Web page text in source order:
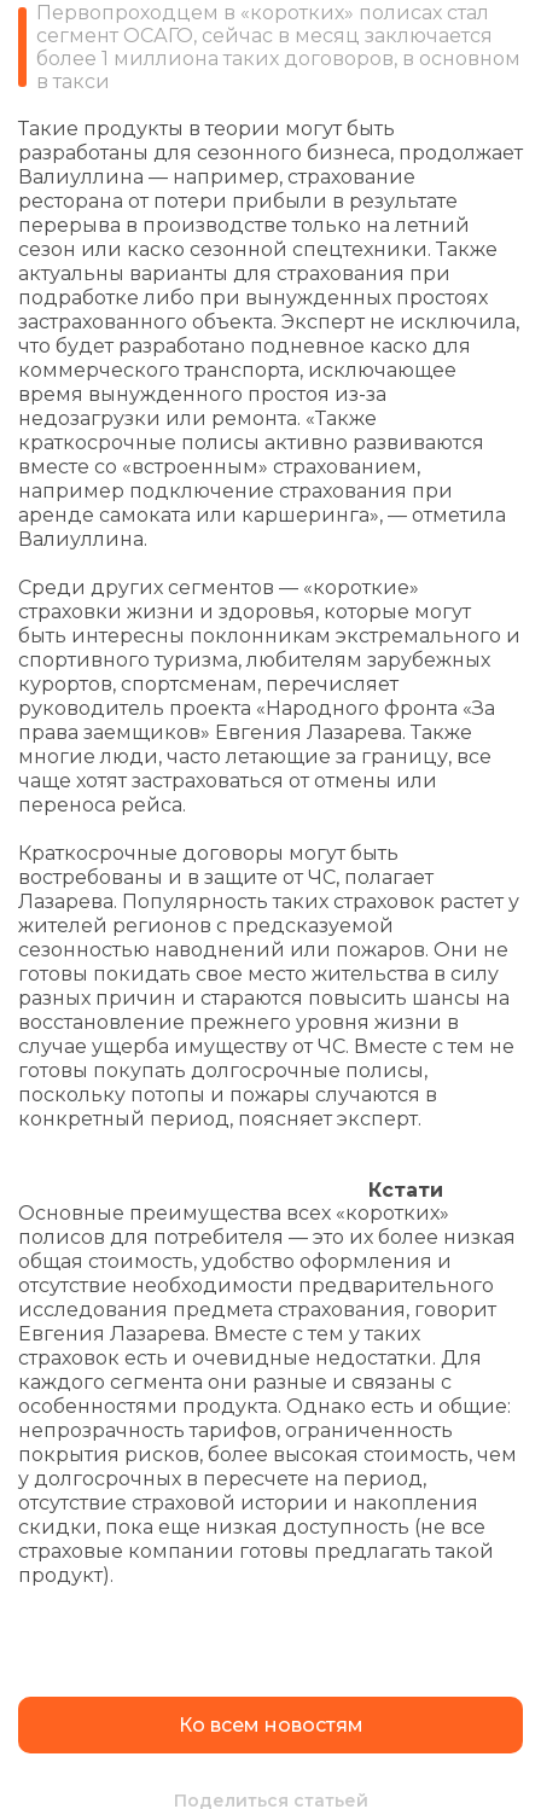
Первопроходцем в «коротких» полисах стал
сегмент ОСАГО, сейчас в месяц заключается
более 1 миллиона таких договоров, в основном
в такси
Такие продукты в теории могут быть
разработаны для сезонного бизнеса, продолжает
Валиуллина — например, страхование
ресторана от потери прибыли в результате
перерыва в производстве только на летний
сезон или каско сезонной спецтехники. Также
актуальны варианты для страхования при
подработке либо при вынужденных простоях
застрахованного объекта. Эксперт не исключила,
что будет разработано подневное каско для
коммерческого транспорта, исключающее
время вынужденного простоя из-за
недозагрузки или ремонта. «Также
краткосрочные полисы активно развиваются
вместе со «встроенным» страхованием,
например подключение страхования при
аренде самоката или каршеринга», — отметила
Валиуллина.
Среди других сегментов — «короткие»
страховки жизни и здоровья, которые могут
быть интересны поклонникам экстремального и
спортивного туризма, любителям зарубежных
курортов, спортсменам, перечисляет
руководитель проекта «Народного фронта «За
права заемщиков» Евгения Лазарева. Также
многие люди, часто летающие за границу, все
чаще хотят застраховаться от отмены или
переноса рейса.
Краткосрочные договоры могут быть
востребованы и в защите от ЧС, полагает
Лазарева. Популярность таких страховок растет у
жителей регионов с предсказуемой
сезонностью наводнений или пожаров. Они не
готовы покидать свое место жительства в силу
разных причин и стараются повысить шансы на
восстановление прежнего уровня жизни в
случае ущерба имуществу от ЧС. Вместе с тем не
готовы покупать долгосрочные полисы,
поскольку потопы и пожары случаются в
конкретный период, поясняет эксперт.
Кстати
Основные преимущества всех «коротких»
полисов для потребителя — это их более низкая
общая стоимость, удобство оформления и
отсутствие необходимости предварительного
исследования предмета страхования, говорит
Евгения Лазарева. Вместе с тем у таких
страховок есть и очевидные недостатки. Для
каждого сегмента они разные и связаны с
особенностями продукта. Однако есть и общие:
непрозрачность тарифов, ограниченность
покрытия рисков, более высокая стоимость, чем
у долгосрочных в пересчете на период,
отсутствие страховой истории и накопления
скидки, пока еще низкая доступность (не все
страховые компании готовы предлагать такой
продукт).
Ко всем новостям
Поделиться статьей